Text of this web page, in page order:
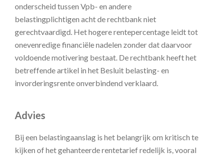
onderscheid tussen Vpb- en andere
belastingplichtigen acht de rechtbank niet
gerechtvaardigd. Het hogere rentepercentage leidt tot
onevenredige financiële nadelen zonder dat daarvoor
voldoende motivering bestaat. De rechtbank heeft het
betreffende artikel in het Besluit belasting- en
invorderingsrente onverbindend verklaard.
Advies
Bij een belastingaanslag is het belangrijk om kritisch te
kijken of het gehanteerde rentetarief redelijk is, vooral